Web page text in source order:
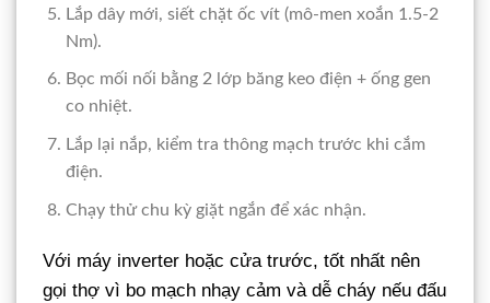
Lắp dây mới, siết chặt ốc vít (mô-men xoắn 1.5-2
Nm).
Bọc mối nối bằng 2 lớp băng keo điện + ống gen
co nhiệt.
Lắp lại nắp, kiểm tra thông mạch trước khi cắm
điện.
Chạy thử chu kỳ giặt ngắn để xác nhận.
Với máy inverter hoặc cửa trước, tốt nhất nên
gọi thợ vì bo mạch nhạy cảm và dễ cháy nếu đấu